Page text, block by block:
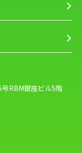
RBM銀座ビル5階